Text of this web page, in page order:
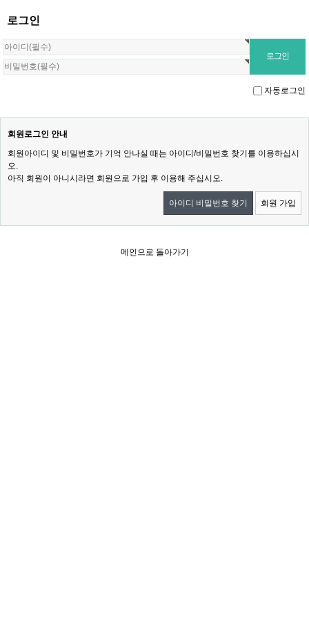
로그인
자동로그인
회원로그인 안내
회원아이디 및 비밀번호가 기억 안나실 때는 아이디/비밀번호 찾기를 이용하십시
오.
아직 회원이 아니시라면 회원으로 가입 후 이용해 주십시오.
아이디 비밀번호 찾기 회원 가입
메인으로 돌아가기